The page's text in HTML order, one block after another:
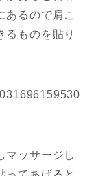
あるので肩こ
るものを貼り
マッサージし